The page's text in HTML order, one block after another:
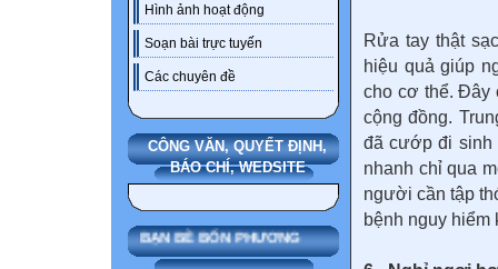
Hình ảnh hoạt động
Soạn bài trực tuyến
Các chuyên đề
CÔNG VĂN, QUYẾT ĐỊNH,
BÁO CHÍ, WEDSITE
BẠN BÈ BỐN PHƯƠNG
Rửa tay thật
hiệu quả giúp
cho cơ thể. Đây
cộng đồng.
đã cướp đi sinh
nhanh chỉ qua
người cần tập
bệnh nguy hiểm